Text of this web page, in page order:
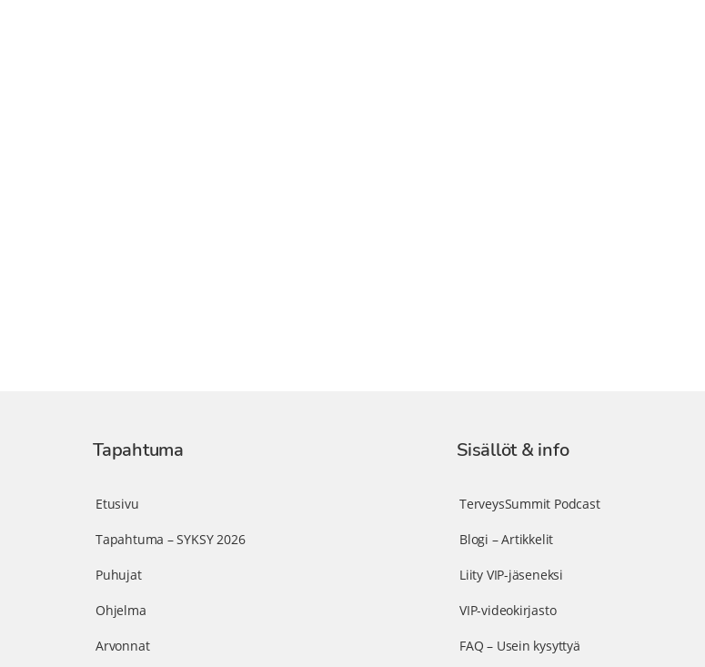
Tapahtuma
Etusivu
Tapahtuma – SYKSY 2026
Puhujat
Ohjelma
Arvonnat
Sisällöt & info
TerveysSummit Podcast
Blogi – Artikkelit
Liity VIP-jäseneksi
VIP-videokirjasto
FAQ – Usein kysyttyä